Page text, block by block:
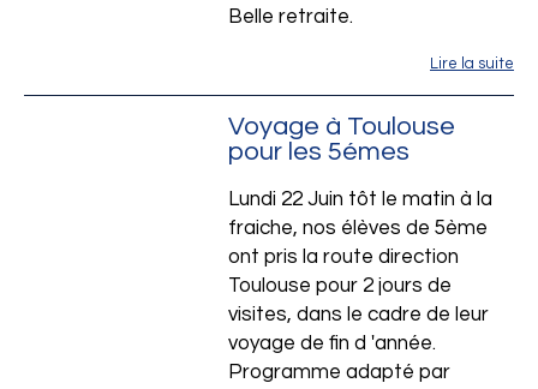
Belle retraite.
Lire la suite
Voyage à Toulouse
pour les 5émes
Lundi 22 Juin tôt le matin à la
fraiche, nos élèves de 5ème
ont pris la route direction
Toulouse pour 2 jours de
visites, dans le cadre de leur
voyage de fin d 'année.
Programme adapté par